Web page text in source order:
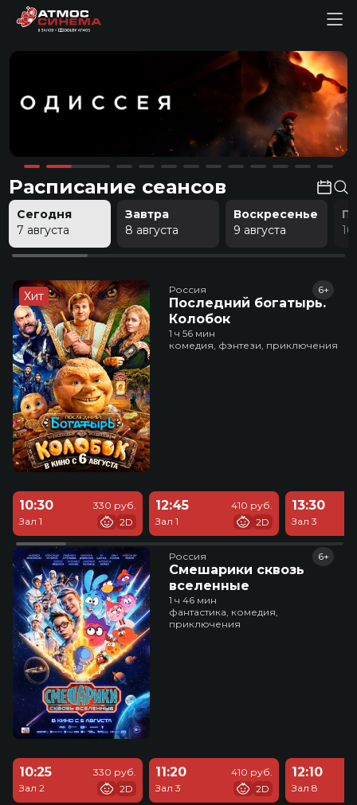
Расписание сеансов
Сегодня
7 августа
Завтра
8 августа
Воскресенье
9 августа
10
Хит Россия
Последний богатырь.
Колобок
6+
1 ч 56 мин
комедия, фэнтези, приключения
10:30
Зал 1
330 руб.
2D
12:45
Зал 1
410 руб.
2D
13:30
Зал 3
Россия
Смешарики сквозь
вселенные
6+
1 ч 46 мин
фантастика, комедия,
приключения
10:25
Зал 2
330 руб.
2D
11:20
Зал 3
410 руб.
2D
12:10
Зал 8